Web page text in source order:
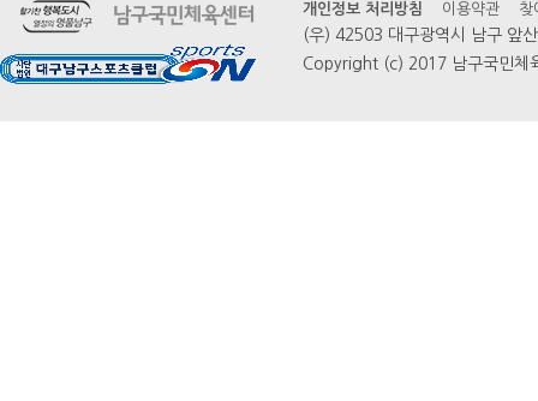
개인정보 처리방침 이용약관 찾
(우) 42503 대구광역시 남구 앞
Copyright (c) 2017 남구국민